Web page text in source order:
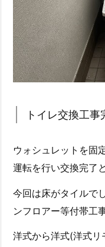
トイレ交換工事
ウォシュレットを固
運転を行い交換完了
今回は床がタイルで
ンフロアー等付帯工
洋式から洋式(洋式リ